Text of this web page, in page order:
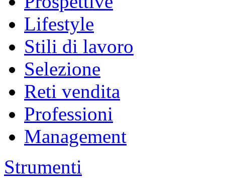
Lifestyle
Stili di lavoro
Selezione
Reti vendita
Professioni
Management
Strumenti